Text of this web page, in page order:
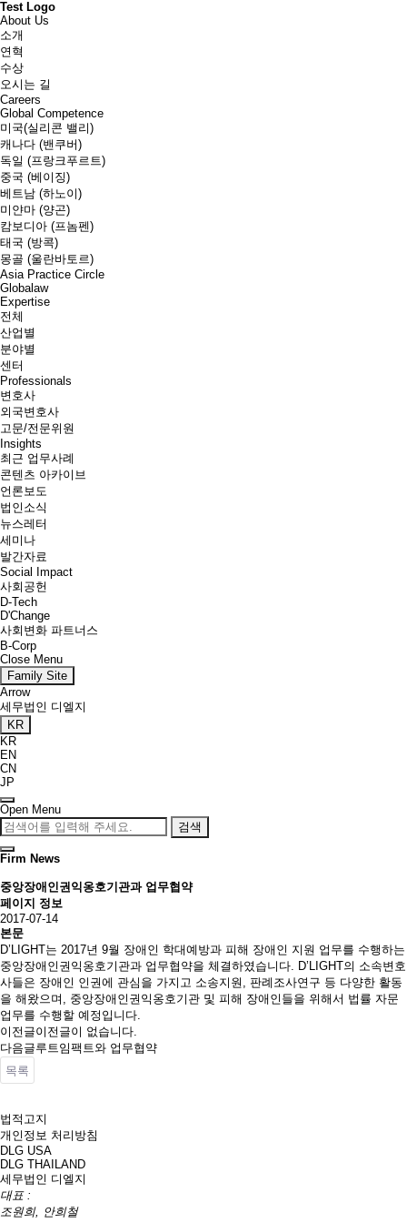
Test Logo
About Us
소개
연혁
수상
오시는 길
Careers
Global Competence
미국(실리콘 밸리)
캐나다 (밴쿠버)
독일 (프랑크푸르트)
중국 (베이징)
베트남 (하노이)
미얀마 (양곤)
캄보디아 (프놈펜)
태국 (방콕)
몽골 (울란바토르)
Asia Practice Circle
Globalaw
Expertise
전체
산업별
분야별
센터
Professionals
변호사
외국변호사
고문/전문위원
Insights
최근 업무사례
콘텐츠 아카이브
언론보도
법인소식
뉴스레터
세미나
발간자료
Social Impact
사회공헌
D-Tech
D'Change
사회변화 파트너스
B-Corp
Close Menu
Family Site
Arrow
세무법인 디엘지
KR
KR
EN
CN
JP
Open Menu
검색
Firm News
중앙장애인권익옹호기관과 업무협약
페이지 정보
2017-07-14
본문
D’LIGHT는 2017년 9월 장애인 학대예방과 피해 장애인 지원 업무를 수행하는
중앙장애인권익옹호기관과 업무협약을 체결하였습니다. D’LIGHT의 소속변호
사들은 장애인 인권에 관심을 가지고 소송지원, 판례조사연구 등 다양한 활동
을 해왔으며, 중앙장애인권익옹호기관 및 피해 장애인들을 위해서 법률 자문
업무를 수행할 예정입니다.
이전글이전글이 없습니다.
다음글루트임팩트와 업무협약
목록
법적고지
개인정보 처리방침
DLG USA
DLG THAILAND
세무법인 디엘지
대표 :
조원희, 안희철